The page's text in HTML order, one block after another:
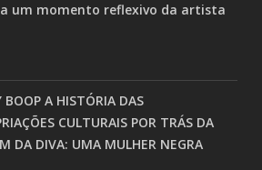
um momento reflexivo da artista
BOOP A HISTÓRIA DAS
CULTURAIS POR TRÁS DA
DA DIVA: UMA MULHER NEGRA